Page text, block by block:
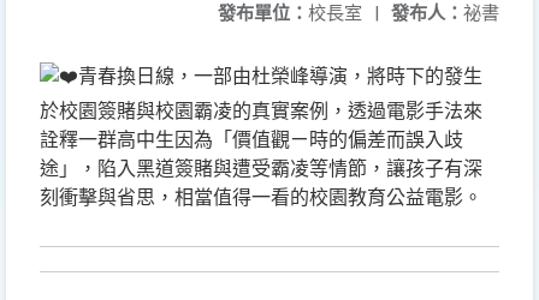
發布人： 祕書
發布單位： 校長室 |
青春換日線，一部由杜榮峰導演，將時下的發生
於校園簽賭與校園霸凌的真實案例，透過電影手法來
詮釋一群高中生因為「價值觀ㄧ時的偏差而誤入歧
途」，陷入黑道簽賭與遭受霸凌等情節，讓孩子有深
刻衝擊與省思，相當值得一看的校園教育公益電影。